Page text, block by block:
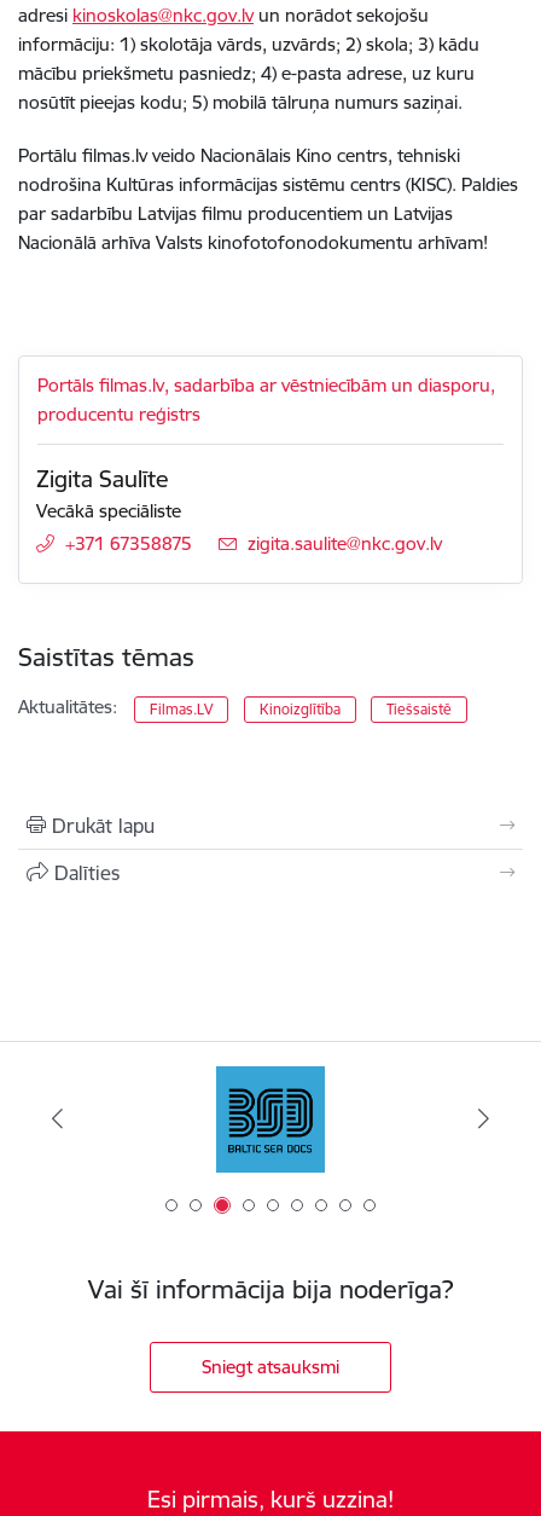
adresi kinoskolas@nkc.gov.lvun norādot sekojošu
informāciju: 1) skolotāja vārds, uzvārds; 2) skola; 3) kādu
mācību priekšmetu pasniedz; 4) e-pasta adrese, uz kuru
nosūtīt pieejas kodu; 5) mobilā tālruņa numurs saziņai.
Portālu filmas.lv veido Nacionālais Kino centrs, tehniski
nodrošina Kultūras informācijas sistēmu centrs (KISC). Paldies
par sadarbību Latvijas filmu producentiem un Latvijas
Nacionālā arhīva Valsts kinofotofonodokumentu arhīvam!
Portāls filmas.lv, sadarbība ar vēstniecībām un diasporu,
producentu reģistrs
Zigita Saulīte
Vecākā speciāliste
+371 67358875
E-pasts:
zigita.saulite@nkc.gov.lv
Saistītas tēmas
Aktualitātes: Filmas.LV Kinoizglītība Tiešsaistē
Drukāt lapu
Dalīties
Vai šī informācija bija noderīga?
Sniegt atsauksmi
Esi pirmais, kurš uzzina!